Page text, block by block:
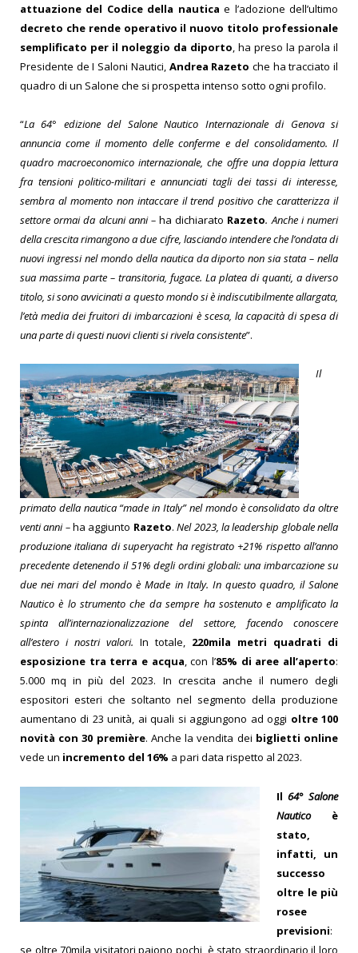
attuazione del Codice della nautica e l’adozione dell’ultimo
decreto che rende operativo il nuovo titolo professionale
semplificato per il noleggio da diporto , ha preso la parola il
Presidente de I Saloni Nautici, Andrea Razeto che ha tracciato il
quadro di un Salone che si prospetta intenso sotto ogni profilo.
“La 64° edizione del Salone Nautico Internazionale di Genova si
annuncia come il momento delle conferme e del consolidamento. Il
quadro macroeconomico internazionale, che offre una doppia lettura
fra tensioni politico-militari e annunciati tagli dei tassi di interesse,
sembra al momento non intaccare il trend positivo che caratterizza il
settore ormai da alcuni anni –ha dichiarato Razeto.Anche i numeri
della crescita rimangono a due cifre, lasciando intendere che l’ondata di
nuovi ingressi nel mondo della nautica da diporto non sia stata – nella
sua massima parte – transitoria, fugace. La platea di quanti, a diverso
titolo, si sono avvicinati a questo mondo si è indiscutibilmente allargata,
l’età media dei fruitori di imbarcazioni è scesa, la capacità di spesa di
una parte di questi nuovi clienti si rivela consistente”.
Il
primato della nautica “made in Italy” nel mondo è consolidato da oltre
venti anni –ha aggiunto Razeto. Nel 2023, la leadership globale nella
produzione italiana di superyacht ha registrato +21% rispetto all’anno
precedente detenendo il 51% degli ordini globali: una imbarcazione su
due nei mari del mondo è Made in Italy. In questo quadro, il Salone
Nautico è lo strumento che da sempre ha sostenuto e amplificato la
spinta all’internazionalizzazione del settore, facendo conoscere
all’estero i nostri valori. In totale, 220mila metri quadrati di
esposizione tra terra e acqua, con l’85% di aree all’aperto:
5.000 mq in più del 2023. In crescita anche il numero degli
espositori esteri che soltanto nel segmento della produzione
aumentano di 23 unità, ai quali si aggiungono ad oggi oltre 100
novità con 30 première. Anche la vendita dei biglietti online
vede un incremento del 16% a pari data rispetto al 2023.
Il 64° Salone
Nautico è
stato,
infatti, un
successo
oltre le più
rosee
previsioni:
se oltre 70mila visitatori paiono pochi, è stato straordinario il loro